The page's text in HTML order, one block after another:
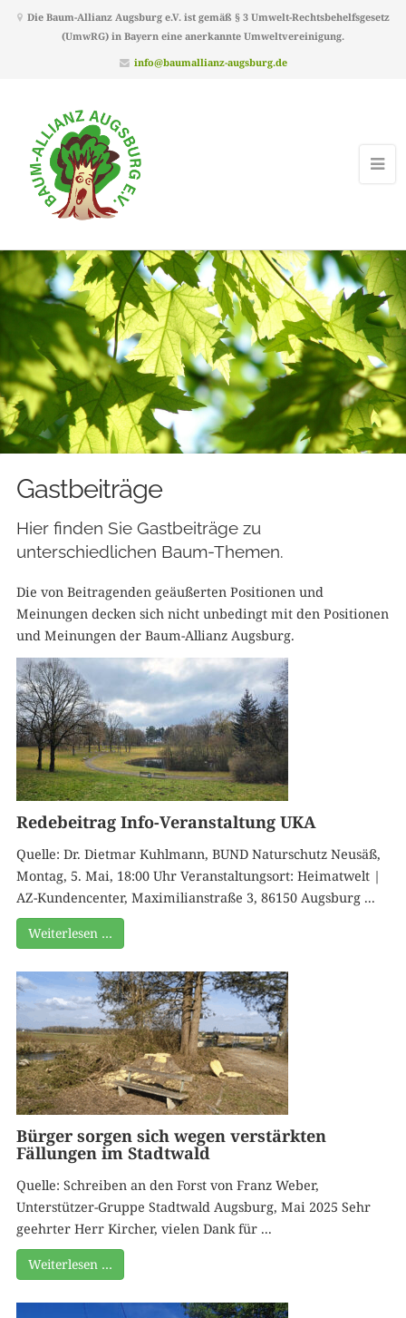
Die Baum-Allianz Augsburg e.V. ist gemäß § 3 Umwelt-Rechtsbehelfsgesetz
(UmwRG) in Bayern eine anerkannte Umweltvereinigung.
info@baumallianz-augsburg.de
Gastbeiträge
Hier finden Sie Gastbeiträge zu
unterschiedlichen Baum-Themen.
Die von Beitragenden geäußerten Positionen und
Meinungen decken sich nicht unbedingt mit den Positionen
und Meinungen der Baum-Allianz Augsburg.
Redebeitrag Info-Veranstaltung UKA
Quelle: Dr. Dietmar Kuhlmann, BUND Naturschutz Neusäß,
Montag, 5. Mai, 18:00 Uhr Veranstaltungsort: Heimatwelt |
AZ-Kundencenter, Maximilianstraße 3, 86150 Augsburg ...
Weiterlesen …
Bürger sorgen sich wegen verstärkten
Fällungen im Stadtwald
Quelle: Schreiben an den Forst von Franz Weber,
Unterstützer-Gruppe Stadtwald Augsburg, Mai 2025 Sehr
geehrter Herr Kircher, vielen Dank für ...
Weiterlesen …